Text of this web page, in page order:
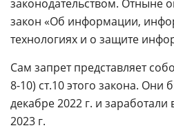
законодательством. Отныне
закон «Об информации,
технологиях и о защите
Сам запрет представляет
8-10) ст.10 этого закона. Они
декабре 2022 г. и
2023 г.